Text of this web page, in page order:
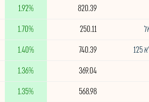
820.39
1.92%
250.11
1.70%
740.39
1.40%
369.04
1.36%
568.98
1.35%